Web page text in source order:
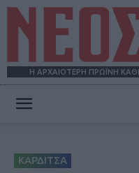
Η ΑΡΧΑΙΟΤΕΡΗ ΠΡΩΪΝΗ
ΚΑΡΔΙΤΣΑ